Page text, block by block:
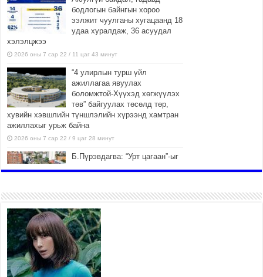
бодлогын байнгын хороо
ээлжит чуулганы хугацаанд 18
удаа хуралдаж, 36 асуудал
хэлэлцжээ
2026 оны 7 сар 22 / 11 цаг 43 минут
“4 улирлын турш үйл
ажиллагаа явуулах
боломжтой-Хүүхэд хөгжүүлэх
төв” байгуулах төсөлд төр,
хувийн хэвшлийн түншлэлийн хүрээнд хамтран
ажиллахыг урьж байна
2026 оны 7 сар 22 / 9 цаг 28 минут
Б.Пүрэвдагва: “Урт цагаан”-ыг
2026 оны 7 сар 21 / 16 цаг 47 минут
Тусгай замын автобус /BRT/
төслийн удирдах хорооны
ээлжит хуралдаан боллоо
2026 оны 7 сар 21 / 16 цаг 43 минут
Ерөнхий сайд Н.Учрал БНХАУ-аас Монгол Улсад